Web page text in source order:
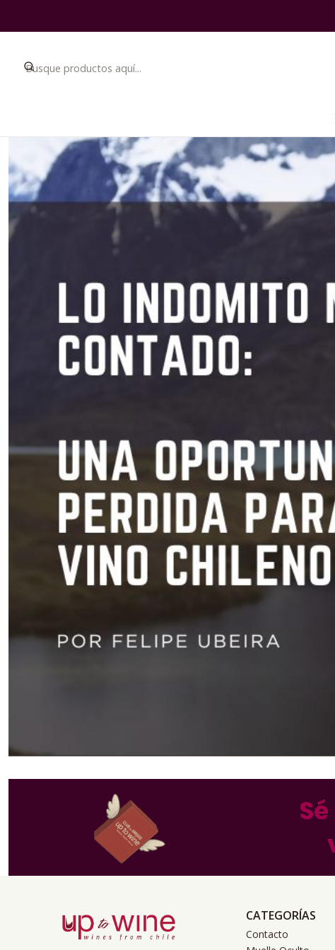
CATEGORÍAS
Contacto